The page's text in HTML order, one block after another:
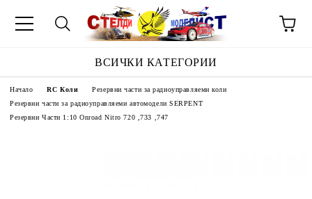
ВСИЧКИ КАТЕГОРИИ
Начало RC Коли
Резервни части за радиоуправляеми коли
Резервни части за радиоуправляеми автомодели SERPENT
Резервни Части 1:10 Onroad Nitro 720 ,733 ,747